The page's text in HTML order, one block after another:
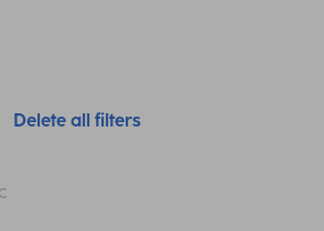
Delete all filters